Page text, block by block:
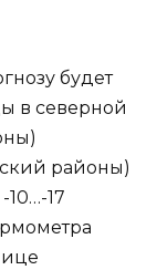
будет
в северной
районы)
17